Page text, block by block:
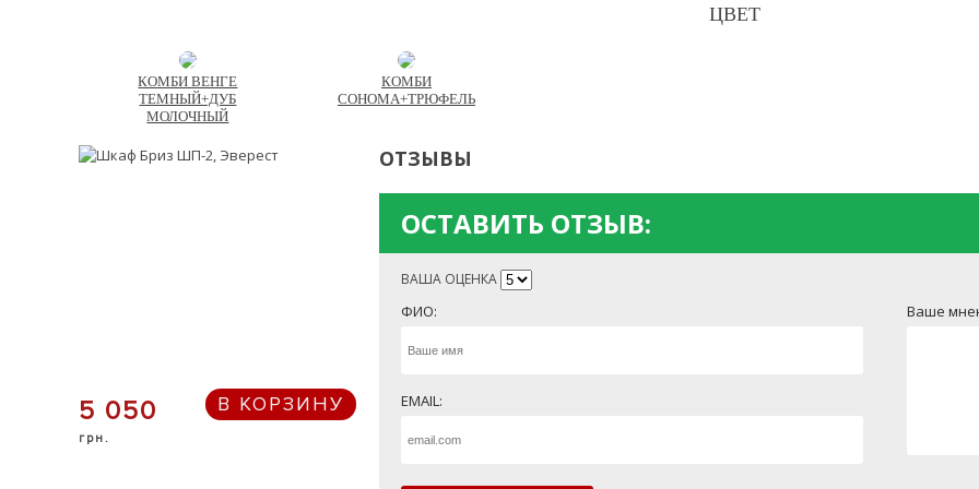
ЦВЕТ
КОМБИ ВЕНГЕ
ТЕМНЫЙ+ДУБ
МОЛОЧНЫЙ
КОМБИ
СОНОМА+ТРЮФЕЛЬ
5 050
грн.
В КОРЗИНУ
ОТЗЫВЫ
ОСТАВИТЬ ОТЗЫВ:
ВАША ОЦЕНКА
ФИО:
EMAIL:
Ваше